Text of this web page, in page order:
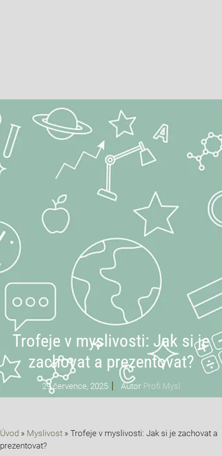
Trofeje v myslivosti: Jak si je
zachovat a prezentovat?
29 července, 2025 Autor Profi Mysl
Úvod » Myslivost » Trofeje v myslivosti: Jak si je zachovat a
prezentovat?